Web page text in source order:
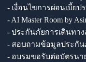
- เงื่อนไขการผ่อนเบี้ยป
- AI Master Room by
- ประกันภัยการเดินทา
- สอบถามข้อมูลประกัน
- อบรมขอรับต่อบัตรน